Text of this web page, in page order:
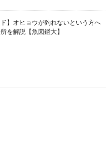
ド】オヒョウが釣れないという方へ
を解説【魚図鑑大】